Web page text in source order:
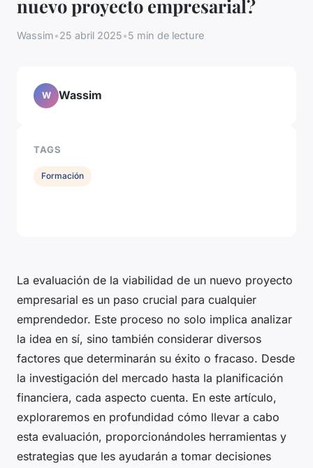
nuevo proyecto empresarial?
Wassim•25 abril 2025•5 min de lecture
La evaluación de la viabilidad de un nuevo proyecto
empresarial es un paso crucial para cualquier
emprendedor. Este proceso no solo implica analizar
la idea en sí, sino también considerar diversos
factores que determinarán su éxito o fracaso. Desde
la investigación del mercado hasta la planificación
financiera, cada aspecto cuenta. En este artículo,
exploraremos en profundidad cómo llevar a cabo
esta evaluación, proporcionándoles herramientas y
estrategias que les ayudarán a tomar decisiones
W Wassim
TAGS
Formación